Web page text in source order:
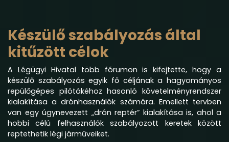
Készülő szabályozás által
kitűzött célok
A Légügyi Hivatal több fórumon is kifejtette, hogy a
készülő szabályozás egyik fő céljának a hagyományos
repülőgépes pilótákéhoz hasonló követelményrendszer
kialakítása a drónhasználók számára. Emellett tervben
van egy úgynevezett „drón reptér” kialakítása is, ahol a
hobbi célú felhasználók szabályozott keretek között
reptethetik légi járműveiket.